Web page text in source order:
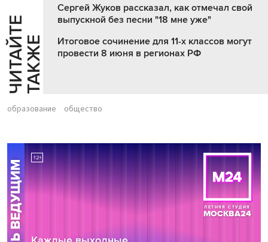
Ч
И
Т
АЙ
Т
Е
Т
А
К
ЖЕ
Сергей Жуков рассказал, как отмечал свой
выпускной без песни "18 мне уже"
Итоговое сочинение для 11-х классов могут
провести 8 июня в регионах РФ
образование общество